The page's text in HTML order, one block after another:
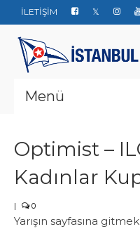
İLETİŞİM
Menü
Yarışlar
Yelken Okulu
Optimist –
Kadınlar
| 0
Yarışın sayfasına